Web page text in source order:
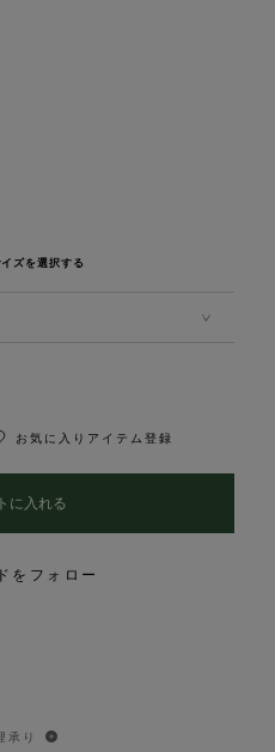
イズを選択する
お気に入りアイテム登録
をフォロー
承り